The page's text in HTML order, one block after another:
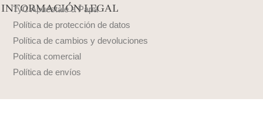
INFORMACIÓN LEGAL
TyC Apuéstale a Papá
Política de protección de datos
Política de cambios y devoluciones
Política comercial
Política de envíos